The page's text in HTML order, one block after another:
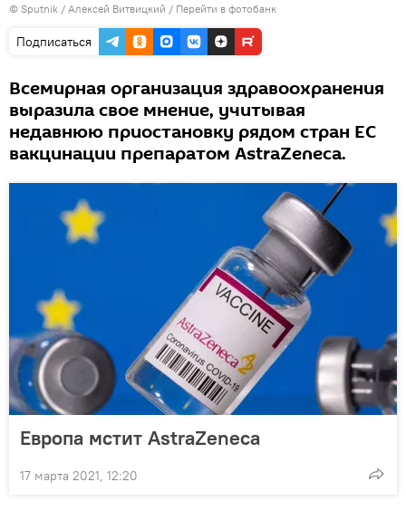
© Sputnik / Алексей Витвицкий / Перейти в фотобанк
Подписаться
Всемирная организация здравоохранения
выразила свое мнение, учитывая
недавнюю приостановку рядом стран ЕС
вакцинации препаратом AstraZeneca.
Европа мстит AstraZeneca
17 марта 2021, 12:20